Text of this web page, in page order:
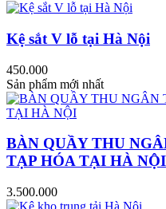
Kệ sắt V lỗ tại Hà Nội
450.000
Sản phẩm mới nhất
BÀN QUẦY THU
TẠP HÓA TẠI HÀ NỘI
3.500.000